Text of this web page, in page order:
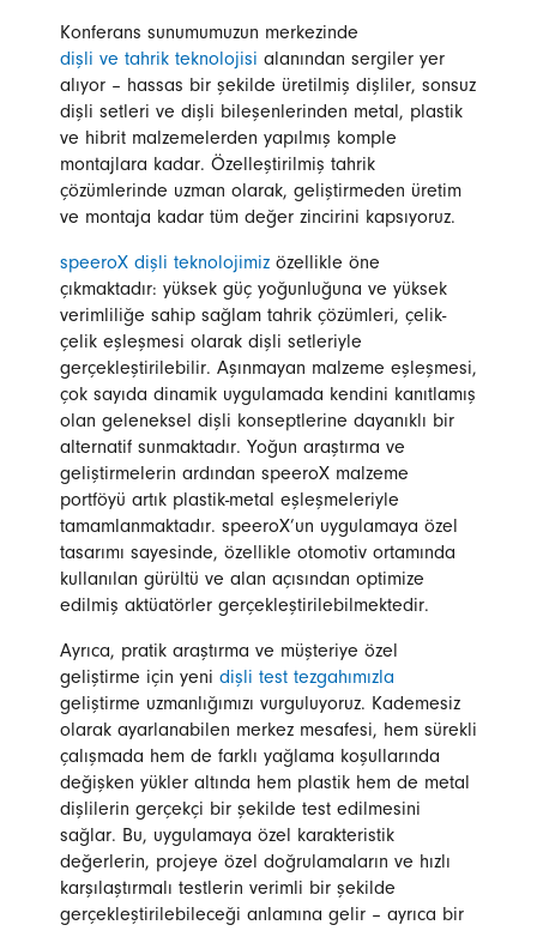
Konferans sunumumuzun merkezinde
dişli ve tahrik teknolojisi alanından sergiler yer
alıyor – hassas bir şekilde üretilmiş dişliler, sonsuz
dişli setleri ve dişli bileşenlerinden metal, plastik
ve hibrit malzemelerden yapılmış komple
montajlara kadar. Özelleştirilmiş tahrik
çözümlerinde uzman olarak, geliştirmeden üretim
ve montaja kadar tüm değer zincirini kapsıyoruz.
speeroX dişli teknolojimiz özellikle öne
çıkmaktadır: yüksek güç yoğunluğuna ve yüksek
verimliliğe sahip sağlam tahrik çözümleri, çelik-
çelik eşleşmesi olarak dişli setleriyle
gerçekleştirilebilir. Aşınmayan malzeme eşleşmesi,
çok sayıda dinamik uygulamada kendini kanıtlamış
olan geleneksel dişli konseptlerine dayanıklı bir
alternatif sunmaktadır. Yoğun araştırma ve
geliştirmelerin ardından speeroX malzeme
portföyü artık plastik-metal eşleşmeleriyle
tamamlanmaktadır. speeroX’un uygulamaya özel
tasarımı sayesinde, özellikle otomotiv ortamında
kullanılan gürültü ve alan açısından optimize
edilmiş aktüatörler gerçekleştirilebilmektedir.
Ayrıca, pratik araştırma ve müşteriye özel
geliştirme için yeni dişli test tezgahımızla
geliştirme uzmanlığımızı vurguluyoruz. Kademesiz
olarak ayarlanabilen merkez mesafesi, hem sürekli
çalışmada hem de farklı yağlama koşullarında
değişken yükler altında hem plastik hem de metal
dişlilerin gerçekçi bir şekilde test edilmesini
sağlar. Bu, uygulamaya özel karakteristik
değerlerin, projeye özel doğrulamaların ve hızlı
karşılaştırmalı testlerin verimli bir şekilde
gerçekleştirilebileceği anlamına gelir – ayrıca bir